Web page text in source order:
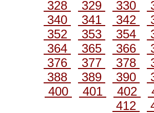
328
329 330
340
341 342
352
353 354
364
365 366
376
377 378
388
389 390
400
401 402
412